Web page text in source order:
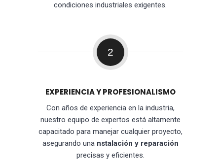
condiciones industriales exigentes.
2
EXPERIENCIA Y PROFESIONALISMO
Con años de experiencia en la industria,
nuestro equipo de expertos está altamente
capacitado para manejar cualquier proyecto,
asegurando una nstalación y reparación
precisas y eficientes.